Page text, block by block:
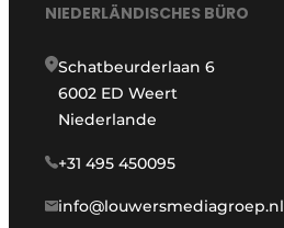
NIEDERLÄNDISCHES BÜRO
Schatbeurderlaan 6
6002 ED Weert
Niederlande
+31 495 450095
info@louwersmediagroep.nl